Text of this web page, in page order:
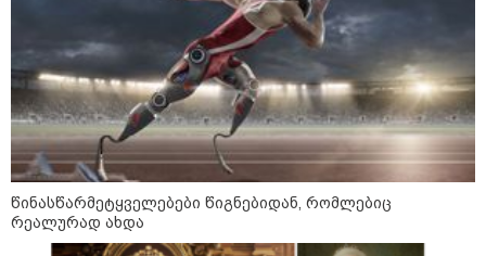
კატეგორიის ყველა სიახლე
შავ ზღვაში გემებზე
თავდასხმებმა რუსეთ-უკრაინის
ომში რეკორდული მასშტაბი
წინასწარმეტყველებები წიგნებიდან, რომლებიც
რეალურად ახდა